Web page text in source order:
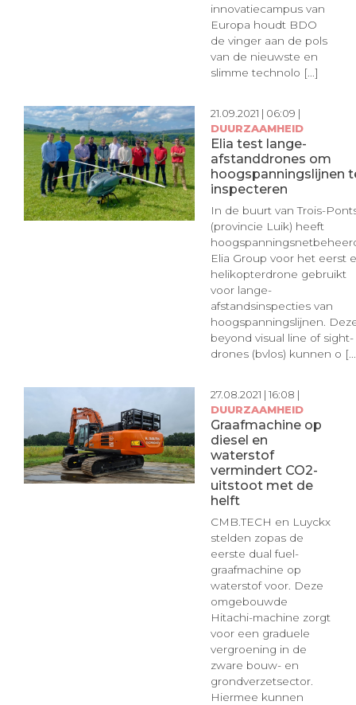
innovatiecampus van
Europa houdt BDO
de vinger aan de pols
van de nieuwste en
slimme technolo [...]
21.09.2021 | 06:09 |
DUURZAAMHEID
Elia test lange-
afstanddrones om
hoogspanningslijnen
inspecteren
In de buurt van Trois-
(provincie Luik) heeft
Elia Group voor het eerst
helikopterdrone gebruikt
voor lange-
afstandsinspecties van
hoogspanningslijnen.
beyond visual line of sight-
drones (bvlos) kunnen o
27.08.2021 | 16:08 |
DUURZAAMHEID
Graafmachine op
diesel en
waterstof
vermindert CO2-
uitstoot met de
helft
CMB.TECH en Luyckx
stelden zopas de
eerste dual fuel-
graafmachine op
waterstof voor. Deze
omgebouwde
Hitachi-machine zorgt
voor een graduele
vergroening in de
zware bouw- en
grondverzetsector.
Hiermee kunnen